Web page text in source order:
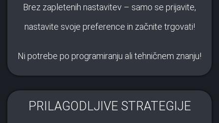
Brez zapletenih nastavitev – samo se prijavite,
nastavite svoje preference in začnite trgovati!
Ni potrebe po programiranju ali tehničnem znanju!
PRILAGODLJIVE STRATEGIJE